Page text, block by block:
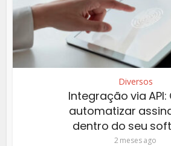
Diversos
Integração via
automatizar
dentro do seu
2 meses ago